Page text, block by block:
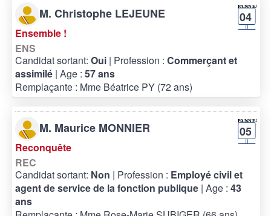
M. Christophe LEJEUNE 04
Ensemble !
ENS
Candidat sortant: Oui | Profession : Commerçant et
assimilé | Age : 57 ans
Remplaçante : Mme Béatrice PY (72 ans)
M. Maurice MONNIER 05
Reconquête
REC
Candidat sortant: Non | Profession : Employé civil et
agent de service de la fonction publique | Age : 43
ans